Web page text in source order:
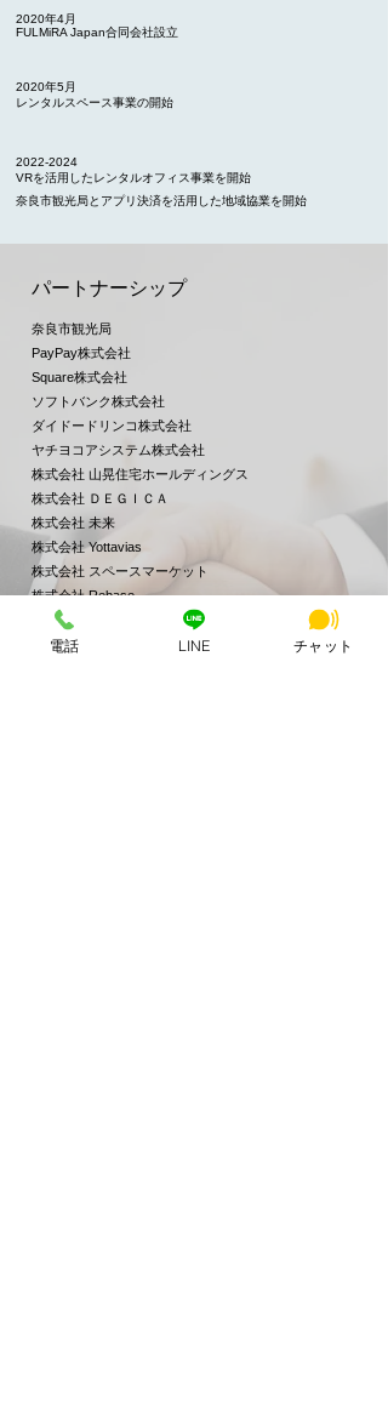
2020年4月
FULMiRA Japan合同会社設立
2020年5月
レンタルスペース事業の開始
2022-2024
VRを活用したレンタルオフィス事業を開始
奈良市観光局とアプリ決済を活用した地域協業を開始
パートナーシップ
奈良市観光局
PayPay株式会社
Square株式会社
​ソフトバンク株式会社
ダイドードリンコ株式会社
ヤチヨコアシステム株式会社
株式会社 山晃住宅ホールディングス
株式会社 ＤＥＧＩＣＡ
​株式会社 未来
株式会社 Yottavias
株式会社 スペースマーケット
株式会社 Rebase​
株式会社 スペイシー Spacee Inc
株式会社 オモテル
電話 LINE チャット